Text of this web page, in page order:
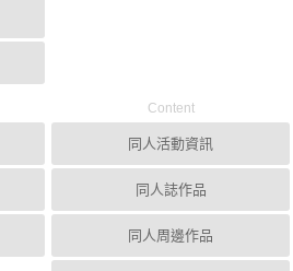
Content
同人活動資訊
同人誌作品
同人周邊作品